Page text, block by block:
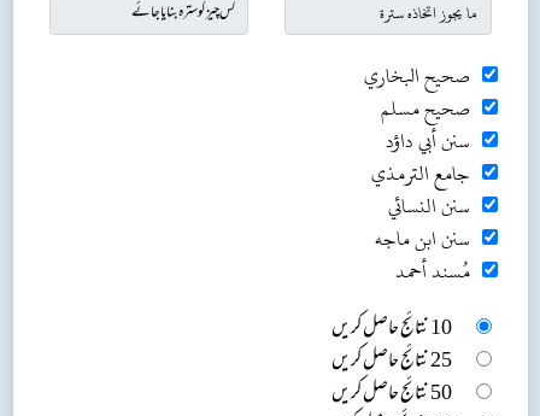
صحيح البخاري
صحيح مسلم
سنن أبي داؤد
جامع الترمذي
سنن النسائي
سنن ابن ماجه
مُسند أحمد
10 نتائج حاصل کریں
25 نتائج حاصل کریں
50 نتائج حاصل کریں